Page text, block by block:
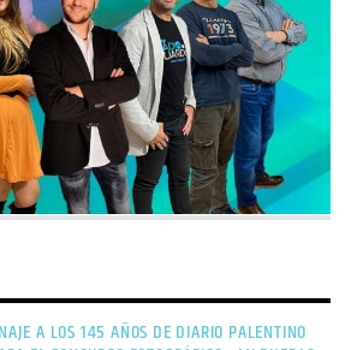
A LOS 145 AÑOS DE DIARIO PALENTINO